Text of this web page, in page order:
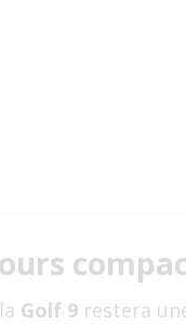
Golf 9restera